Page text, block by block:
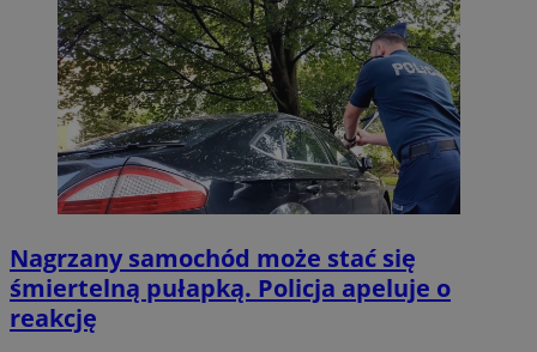
Nagrzany samochód może stać się
śmiertelną pułapką. Policja apeluje o
reakcję